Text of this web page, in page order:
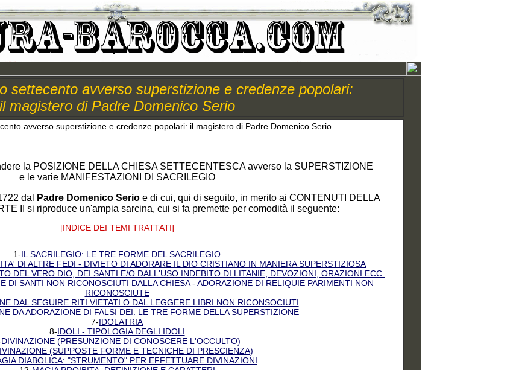
settecento avverso superstizione e credenze popolari:
il magistero di Padre Domenico Serio
avverso superstizione e credenze popolari: il magistero di Padre Domenico Serio
la POSIZIONE DELLA CHIESA SETTECENTESCA avverso la SUPERSTIZIONE
e le varie MANIFESTAZIONI DI SACRILEGIO
dal Padre Domenico Serioe di cui, qui di seguito, in merito ai CONTENUTI DELLA
II si riproduce un'ampia sarcina, cui si fa premette per comodità il seguente:
[INDICE DEI TEMI TRATTATI]
1-IL SACRILEGIO: LE TRE FORME DEL SACRILEGIO
DI ALTRE FEDI - DIVIETO DI ADORARE IL DIO CRISTIANO IN MANIERA SUPERSTIZIOSA
DEL VERO DIO, DEI SANTI E/O DALL'USO INDEBITO DI LITANIE, DEVOZIONI, ORAZIONI ECC.
DI SANTI NON RICONOSCIUTI DALLA CHIESA - ADORAZIONE DI RELIQUIE PARIMENTI NON
RICONOSCIUTE
DAL SEGUIRE RITI VIETATI O DAL LEGGERE LIBRI NON RICONSOCIUTI
DA ADORAZIONE DI FALSI DEI: LE TRE FORME DELLA SUPERSTIZIONE
7-IDOLATRIA
8-IDOLI - TIPOLOGIA DEGLI IDOLI
DIVINAZIONE (PRESUNZIONE DI CONOSCERE L'OCCULTO)
(SUPPOSTE FORME E TECNICHE DI PRESCIENZA)
DIABOLICA: "STRUMENTO" PER EFFETTUARE DIVINAZIONI